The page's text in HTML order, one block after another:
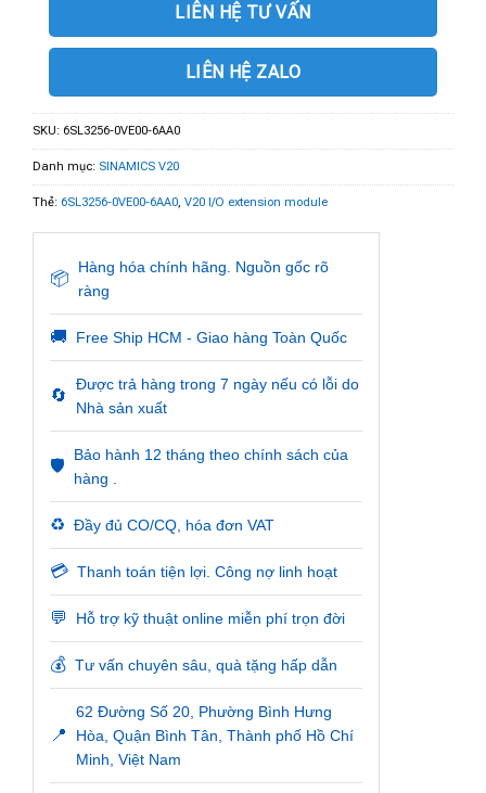
LIÊN HỆ TƯ VẤN
LIÊN HỆ ZALO
SKU: 6SL3256-0VE00-6AA0
Danh mục: SINAMICS V20
Thẻ: 6SL3256-0VE00-6AA0, V20 I/O extension module
📦
Hàng hóa chính hãng. Nguồn gốc rõ
ràng
🚚 Free Ship HCM - Giao hàng Toàn Quốc
🔄
Được trả hàng trong 7 ngày nếu có lỗi do
Nhà sản xuất
🛡️
Bảo hành 12 tháng theo chính sách của
hàng .
♻️ Đầy đủ CO/CQ, hóa đơn VAT
💳 Thanh toán tiện lợi. Công nợ linh hoạt
💬 Hỗ trợ kỹ thuật online miễn phí trọn đời
💰 Tư vấn chuyên sâu, quà tặng hấp dẫn
📍
62 Đường Số 20, Phường Bình Hưng
Hòa, Quận Bình Tân, Thành phố Hồ Chí
Minh, Việt Nam